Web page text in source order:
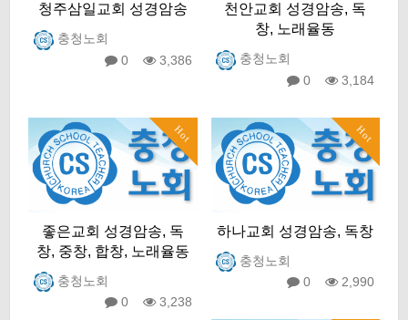
청주삼일교회 성경암송
충청노회
0
3,386
천안교회 성경암송, 독
창, 노래율동
충청노회
0
3,184
Hot
좋은교회 성경암송, 독
창, 중창, 합창, 노래율동
충청노회
0
3,238
Hot
하나교회 성경암송, 독창
충청노회
0
2,990